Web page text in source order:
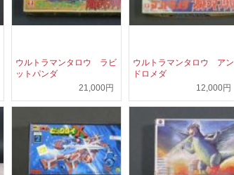
ウルトラマンタロウ ラビ
ットパンダ
21,000円
ウルトラマンタロウ アン
ドロメダ
12,000円